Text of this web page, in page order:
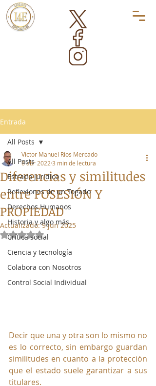
Entrada
All Posts
Estrado Jurídico
Reflexiones de un Togado
Derechos Humanos
Historia y algo más.
Crítica social
Ciencia y tecnología
Colabora con Nosotros
Control Social Individual
All Posts
Diferencias y similitudes
entre POSESIÓN Y
PROPIEDAD
Victor Manuel Rios Mercado
6 abr 2022 3 min de lectura
Actualizado:9 jun 2025
Obtuvo NaN de 5 estrellas.
Decir que una y otra son lo mismo no
es lo correcto, sin embargo guardan
similitudes en cuanto a la protección
que el estado suele garantizar a sus
titulares.